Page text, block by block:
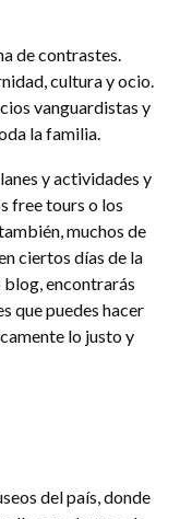
de contrastes.
cultura y ocio.
vanguardistas y
la familia.
y actividades y
free tours o los
muchos de
ciertos días de la
blog, encontrarás
que puedes hacer
lo justo y
del país, donde